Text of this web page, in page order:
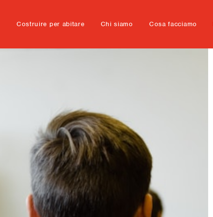
Costruire per abitare Chi siamo Cosa facciamo